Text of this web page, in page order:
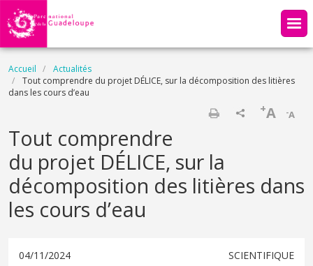
Aller au contenu principal
Fil d'Ariane
Accueil
Actualités
Tout comprendre du projet DÉLICE, sur la décomposition des litières
dans les cours d’eau
-A
+A
Tout comprendre
du projet DÉLICE, sur la
décomposition des litières dans
les cours d’eau
04/11/2024 SCIENTIFIQUE